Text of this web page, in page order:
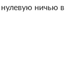
ничью в